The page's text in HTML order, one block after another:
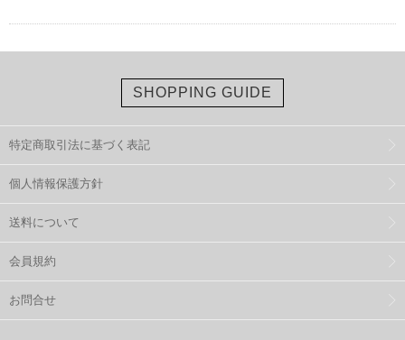
SHOPPING GUIDE
特定商取引法に基づく表記
個人情報保護方針
送料について
会員規約
お問合せ